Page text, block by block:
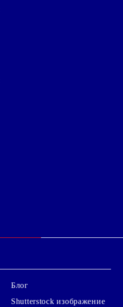
Блог
Shutterstock изображение